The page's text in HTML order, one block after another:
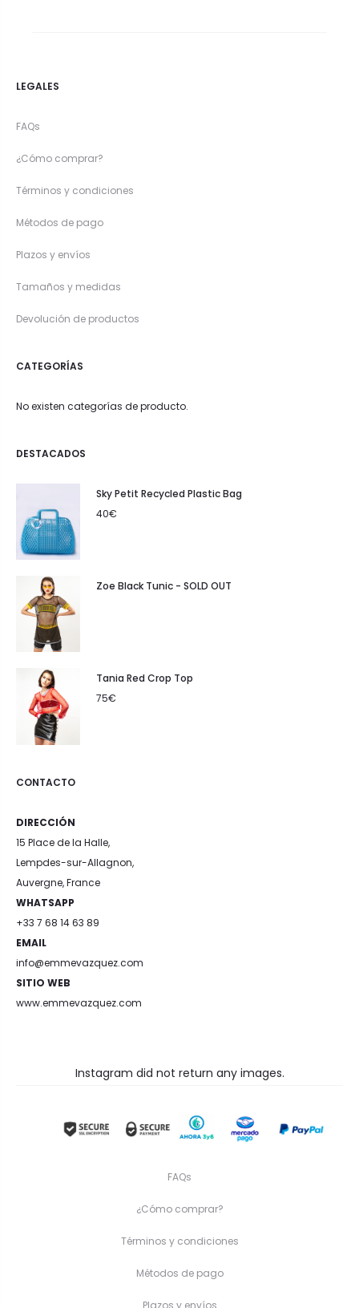
LEGALES
FAQs
¿Cómo comprar?
Términos y condiciones
Métodos de pago
Plazos y envíos
Tamaños y medidas
Devolución de productos
CATEGORÍAS
No existen categorías de producto.
DESTACADOS
Sky Petit Recycled Plastic Bag
40€
Zoe Black Tunic - SOLD OUT
Tania Red Crop Top
75€
CONTACTO
DIRECCIÓN
15 Place de la Halle,
Lempdes-sur-Allagnon,
Auvergne, France
WHATSAPP
+33 7 68 14 63 89
EMAIL
info@emmevazquez.com
SITIO WEB
www.emmevazquez.com
Instagram did not return any images.
FAQs
¿Cómo comprar?
Términos y condiciones
Métodos de pago